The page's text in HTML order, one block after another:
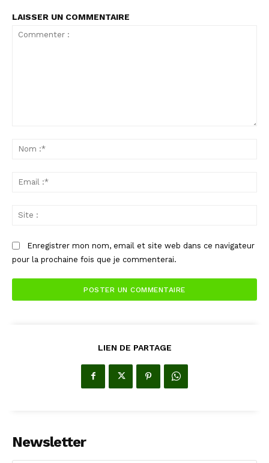
LAISSER UN COMMENTAIRE
Enregistrer mon nom, email et site web dans ce navigateur
pour la prochaine fois que je commenterai.
LIEN DE PARTAGE
Newsletter